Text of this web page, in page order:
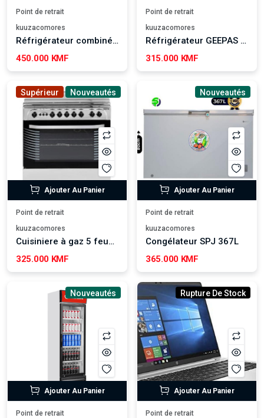
Point de retrait
kuuzacomores
Réfrigérateur combiné SPJ 320L
450.000 KMF
Point de retrait
kuuzacomores
Réfrigérateur GEEPAS 320L
315.000 KMF
Supérieur Nouveautés
Ajouter Au Panier
Point de retrait
kuuzacomores
Cuisiniere à gaz 5 feux GEEPAS
325.000 KMF
Nouveautés
Ajouter Au Panier
Point de retrait
kuuzacomores
Congélateur SPJ 367L
365.000 KMF
Nouveautés
Ajouter Au Panier
Point de retrait
Rupture De Stock
Ajouter Au Panier
Point de retrait